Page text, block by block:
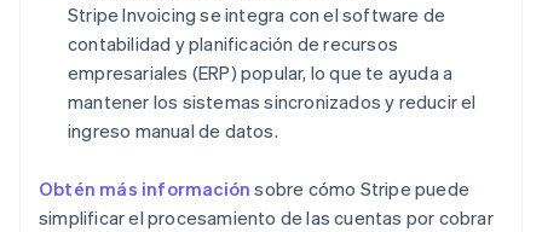
Stripe Invoicing se integra con el software de
contabilidad y planificación de recursos
empresariales (ERP) popular, lo que te ayuda a
mantener los sistemas sincronizados y reducir el
ingreso manual de datos.
Obtén más información sobre cómo Stripe puede
simplificar el procesamiento de las cuentas por cobrar